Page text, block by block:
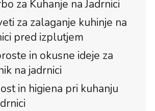
za Kuhanje na Jadrnici
za zalaganje kuhinje na
pred izplutjem
in okusne ideje za
na jadrnici
in higiena pri kuhanju